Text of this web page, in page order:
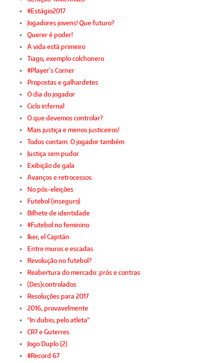
#Estágio2017
Jogadores jovens! Que futuro?
Querer é poder!
A vida está primeiro
Tiago, exemplo colchonero
#Player’s Corner
Propostas e galhardetes
O dia do jogador
Ciclo infernal
O que devemos controlar?
Mais justiça e menos justiceiros!
Todos contam. O jogador também
Justiça sem pudor
Exibição de gala
Avanços e retrocessos
No pós-eleições
Futebol (inseguro)
Bilhete de identidade
#Futebol no feminino
Iker, el Capitán
Entre muros e escadas
Revolução no futebol?
Reabertura do mercado: prós e contras
(Des)controlados
Resoluções para 2017
2016, provavelmente
"In dubio, pelo atleta"
CR7 e Guterres
Jogo Duplo (2)
#Record 67